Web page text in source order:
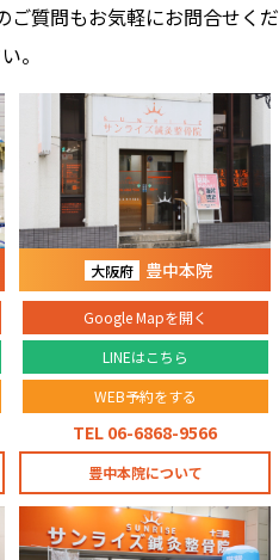
ご質問もお気軽にお問合せくだ
。
大阪府 豊中本院
Google Mapを開く
LINEはこちら
WEB予約をする
TEL 06-6868-9566
豊中本院について